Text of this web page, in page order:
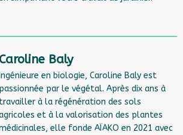
Caroline Baly
Ingénieure en biologie, Caroline Baly est
passionnée par le végétal. Après dix ans à
travailler à la régénération des sols
et à la valorisation des plantes
elle fonde AÏAKO en 2021 avec